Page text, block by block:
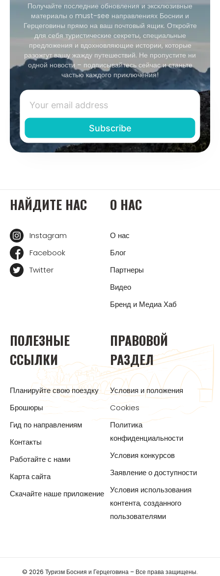
Получайте последние обновления и эксклюзивные
материалы о must-see направлениях Боснии и
Герцеговины прямо на ваш почтовый ящик. Откройте
для себя туристические секреты, специальные
предложения и вдохновляющие истории, которые
разожгут вашу жажду путешествий. Не пропустите ни
одной новости – подписывайтесь сейчас и станьте
частью каждого приключения!
НАЙДИТЕ НАС
Instagram
Facebook
Twitter
О НАС
О нас
Блог
Партнеры
Видео
Бренд и Медиа Хаб
ПОЛЕЗНЫЕ
ССЫЛКИ
Планируйте свою поездку
Брошюры
Гид по направлениям
Контакты
Работайте с нами
Карта сайта
Скачайте наше приложение
ПРАВОВОЙ
РАЗДЕЛ
Условия и положения
Cookies
Политика
конфиденциальности
Условия конкурсов
Заявление о доступности
Условия использования
контента, созданного
пользователями
© 2026 Туризм Босния и Герцеговина – Все права защищены.